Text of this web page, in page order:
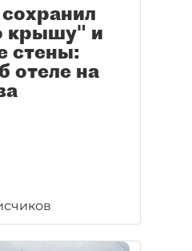
крышу" и
стены:
отеле на